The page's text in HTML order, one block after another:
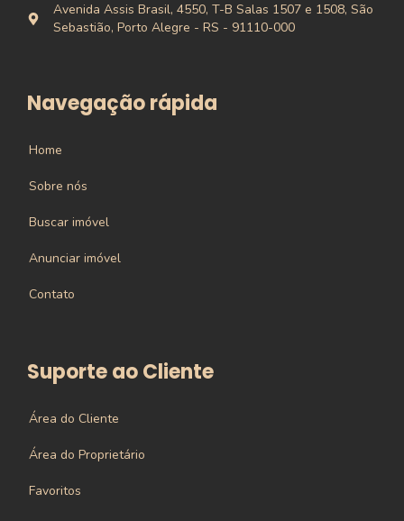
Avenida Assis Brasil, 4550, T-B Salas 1507 e 1508, São
Sebastião, Porto Alegre - RS - 91110-000
Navegação rápida
Home
Sobre nós
Buscar imóvel
Anunciar imóvel
Contato
Suporte ao Cliente
Área do Cliente
Área do Proprietário
Favoritos